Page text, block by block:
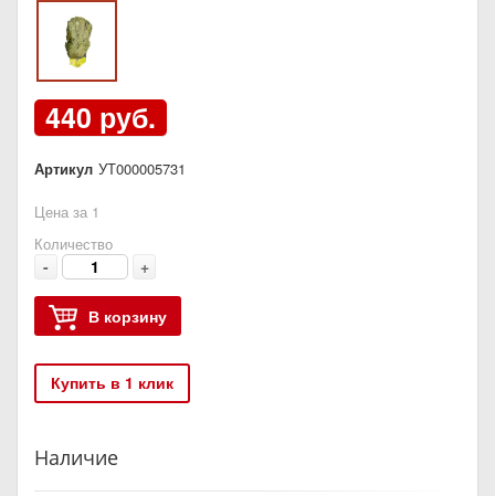
440 руб.
Артикул УТ000005731
Цена за 1
Количество
- +
В корзину
Купить в 1 клик
Наличие